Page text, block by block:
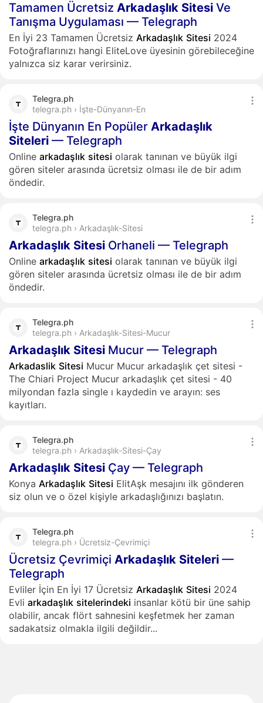
Tamamen Ücretsiz Arkadaşlık Sitesi Ve
Tanışma Uygulaması — Telegraph
En İyi 23 Tamamen Ücretsiz Arkadaşlık Sitesi 2024
Fotoğraflarınızı hangi EliteLove üyesinin görebileceğine
yalnızca siz karar verirsiniz.
Telegra.ph
telegra.ph › İşte-Dünyanın-En
İşte Dünyanın En Popüler Arkadaşlık
Siteleri — Telegraph
Online arkadaşlık sitesi olarak tanınan ve büyük ilgi
gören siteler arasında ücretsiz olması ile de bir adım
öndedir.
Telegra.ph
telegra.ph › Arkadaşlık-Sitesi
Arkadaşlık Sitesi Orhaneli — Telegraph
Online arkadaşlık sitesi olarak tanınan ve büyük ilgi
gören siteler arasında ücretsiz olması ile de bir adım
öndedir.
Telegra.ph
telegra.ph › Arkadaşlık-Sitesi-Mucur
Arkadaşlık Sitesi Mucur — Telegraph
Arkadaslik Sitesi Mucur Mucur arkadaşlık çet sitesi -
The Chiari Project Mucur arkadaşlık çet sitesi - 40
milyondan fazla single ı kaydedin ve arayın: ses
kayıtları.
Telegra.ph
telegra.ph › Arkadaşlık-Sitesi-Çay
Arkadaşlık Sitesi Çay — Telegraph
Konya Arkadaşlık Sitesi ElitAşk mesajını ilk gönderen
siz olun ve o özel kişiyle arkadaşlığınızı başlatın.
Telegra.ph
telegra.ph › Ücretsiz-Çevrimiçi
Ücretsiz Çevrimiçi Arkadaşlık Siteleri —
Telegraph
Evliler İçin En İyi 17 Ücretsiz Arkadaşlık Sitesi 2024
Evli arkadaşlık sitelerindeki insanlar kötü bir üne sahip
olabilir, ancak flört sahnesini keşfetmek her zaman
sadakatsiz olmakla ilgili değildir...